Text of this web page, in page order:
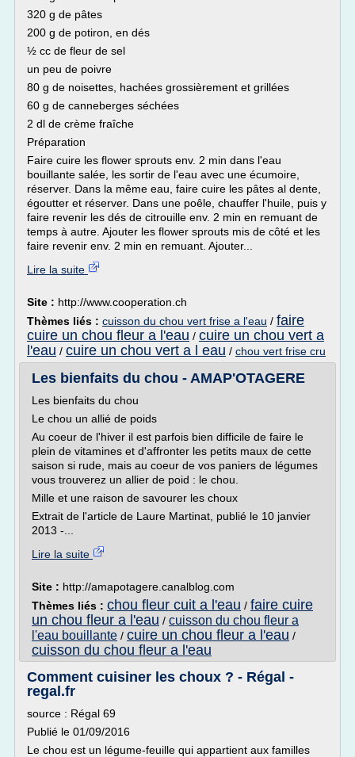
320 g de pâtes
200 g de potiron, en dés
½ cc de fleur de sel
un peu de poivre
80 g de noisettes, hachées grossièrement et grillées
60 g de canneberges séchées
2 dl de crème fraîche
Préparation
Faire cuire les flower sprouts env. 2 min dans l'eau
bouillante salée, les sortir de l'eau avec une écumoire,
réserver. Dans la même eau, faire cuire les pâtes al dente,
égoutter et réserver. Dans une poêle, chauffer l'huile, puis y
faire revenir les dés de citrouille env. 2 min en remuant de
temps à autre. Ajouter les flower sprouts mis de côté et les
faire revenir env. 2 min en remuant. Ajouter...
Lire la suite
Site : http://www.cooperation.ch
Thèmes liés : cuisson du chou vert frise a l'eau / faire
cuire un chou fleur a l'eau / cuire un chou vert a
l'eau / cuire un chou vert a l eau / chou vert frise cru
Les bienfaits du chou - AMAP'OTAGERE
Les bienfaits du chou
Le chou un allié de poids
Au coeur de l'hiver il est parfois bien difficile de faire le
plein de vitamines et d'affronter les petits maux de cette
saison si rude, mais au coeur de vos paniers de légumes
vous trouverez un allier de poid : le chou.
Mille et une raison de savourer les choux
Extrait de l'article de Laure Martinat, publié le 10 janvier
2013 -...
Lire la suite
Site : http://amapotagere.canalblog.com
Thèmes liés : chou fleur cuit a l'eau / faire cuire
un chou fleur a l'eau / cuisson du chou fleur a
l'eau bouillante / cuire un chou fleur a l'eau /
cuisson du chou fleur a l'eau
Comment cuisiner les choux ? - Régal -
regal.fr
source : Régal 69
Publié le 01/09/2016
Le chou est un légume-feuille qui appartient aux familles